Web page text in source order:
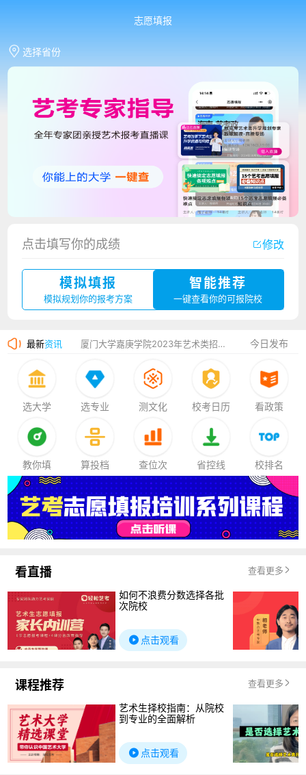
志愿填报
选择省份
点击填写你的成绩 修改
模拟填报
模拟规划你的报考方案
智能推荐
一键查看你的可报院校
最新资讯
香港中文大学（深圳）2023年夏季高考招生简章
湛江幼儿师范专科学校2023年夏季高考招生简章
厦门大学嘉庚学院2023年艺术类招生简章 今日发布
选大学 选专业 测文化 校考日历 看政策
教你填 算投档 查位次 省控线 校排名
看直播 查看更多
如何不浪费分数选择各批
次院校
点击观看
课程推荐 查看更多
艺术生择校指南：从院校
到专业的全面解析
点击观看